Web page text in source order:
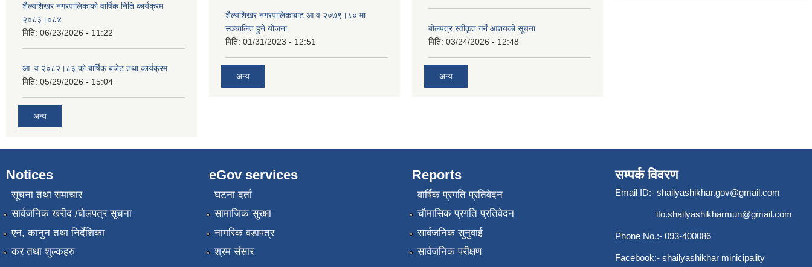
शैल्यशिखर नगरपालिकाको वार्षिक निति कार्यक्रम
२०८३।०८४
मिति: 06/23/2026 - 11:22
आ. व २०८२।८३ को बार्षिक बजेट तथा कार्यक्रम
मिति: 05/29/2026 - 15:04
अन्य
शैल्यशिखर नगरपालिकाबाट आ व २०७९।८० मा
सञ्चालित हुने योजना
मिति: 01/31/2023 - 12:51
अन्य
बोलपत्र स्वीकृत गर्ने आशयको सूचना
मिति: 03/24/2026 - 12:48
अन्य
Notices
सूचना तथा समाचार
सार्वजनिक खरीद /बोलपत्र सूचना
एन, कानुन तथा निर्देशिका
कर तथा शुल्कहरु
eGov services
घटना दर्ता
सामाजिक सुरक्षा
नागरिक वडापत्र
श्रम संसार
Reports
वार्षिक प्रगति प्रतिवेदन
चौमासिक प्रगति प्रतिवेदन
सार्वजनिक सुनुवाई
सार्वजनिक परीक्षण
सम्पर्क विवरण
Email ID:- shailyashikhar.gov@gmail.com
ito.shailyashikharmun@gmail.com
Phone No.:- 093-400086
Facebook:- shailyashikhar minicipality